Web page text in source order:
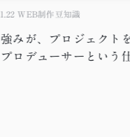
WEB制作豆知識
みが、プロジェクト
ロデューサーという